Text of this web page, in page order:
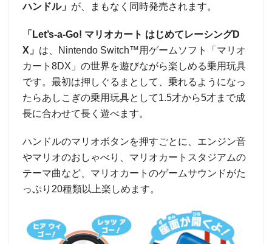
ハンドル」 が、まもなく同時発売されます。
「Let’s-a-Go! マリオカート はじめてレーシングD
X」 は、Nintendo Switch™用ゲームソフト「マリオ
カート8DX」の世界を遊びながら楽しめる乗用玩具
です。最初は押しぐるまとして、乗れるようになっ
たらあしこぎの乗用玩具として1.5才から5才まで成
長に合わせて長く遊べます。
ハンドルのマリオボタンを押すごとに、エンジン音
やマリオのおしゃべり、マリオカートスタジアムの
テーマ曲など、マリオカートのゲームサウンドがた
っぷり20種類以上楽しめます。